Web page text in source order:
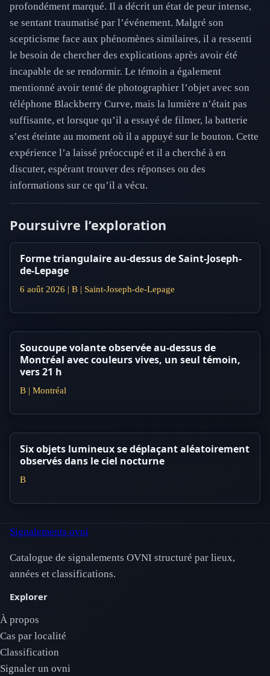
profondément marqué. Il a décrit un état de peur intense,
se sentant traumatisé par l’événement. Malgré son
scepticisme face aux phénomènes similaires, il a ressenti
le besoin de chercher des explications après avoir été
incapable de se rendormir. Le témoin a également
mentionné avoir tenté de photographier l’objet avec son
téléphone Blackberry Curve, mais la lumière n’était pas
suffisante, et lorsque qu’il a essayé de filmer, la batterie
s’est éteinte au moment où il a appuyé sur le bouton. Cette
expérience l’a laissé préoccupé et il a cherché à en
discuter, espérant trouver des réponses ou des
informations sur ce qu’il a vécu.
Poursuivre l’exploration
Forme triangulaire au-dessus de Saint-Joseph-
de-Lepage
6 août 2026 | B | Saint-Joseph-de-Lepage
Soucoupe volante observée au-dessus de
Montréal avec couleurs vives, un seul témoin,
vers 21 h
B | Montréal
Six objets lumineux se déplaçant aléatoirement
observés dans le ciel nocturne
B
Signalements ovni
Catalogue de signalements OVNI structuré par lieux,
années et classifications.
Explorer
À propos
Cas par localité
Classification
Signaler un ovni